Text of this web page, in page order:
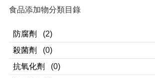
食品添加物分類目錄
防腐劑
(2)
殺菌劑
(0)
抗氧化劑
(0)